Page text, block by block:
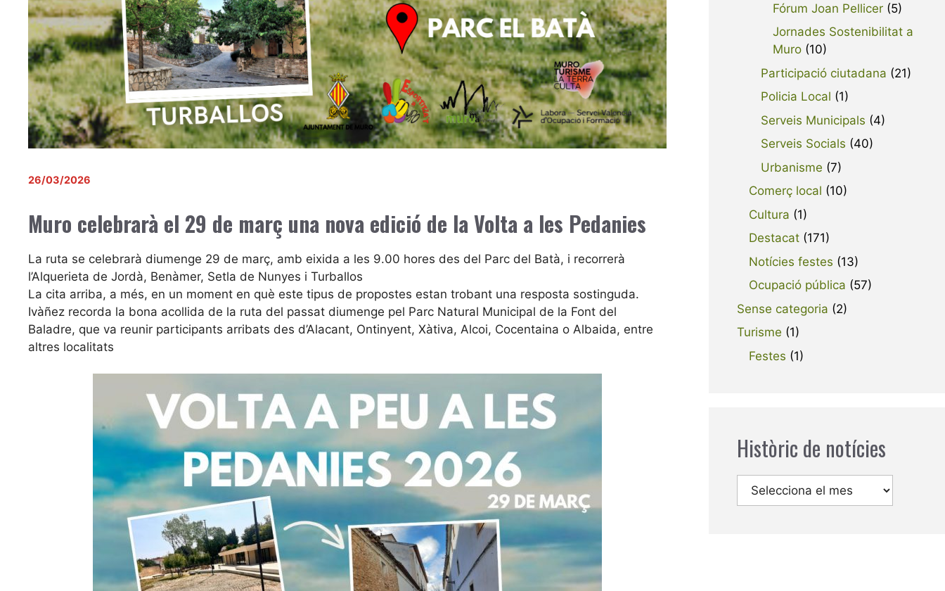
26/03/2026
Muro celebrarà el 29 de març una nova edició de la Volta a les Pedanies
La ruta se celebrarà diumenge 29 de març, amb eixida a les 9.00 hores des del Parc del Batà, i recorrerà
l’Alquerieta de Jordà, Benàmer, Setla de Nunyes i Turballos
La cita arriba, a més, en un moment en què este tipus de propostes estan trobant una resposta sostinguda.
Ivàñez recorda la bona acollida de la ruta del passat diumenge pel Parc Natural Municipal de la Font del
Baladre, que va reunir participants arribats des d’Alacant, Ontinyent, Xàtiva, Alcoi, Cocentaina o Albaida, entre
altres localitats
Fórum Joan Pellicer (5)
Jornades Sostenibilitat a
Muro (10)
Participació ciutadana (21)
Policia Local (1)
Serveis Municipals (4)
Serveis Socials (40)
Urbanisme (7)
Comerç local (10)
Cultura (1)
Destacat (171)
Notícies festes (13)
Ocupació pública (57)
Sense categoria (2)
Turisme (1)
Festes (1)
Històric de notícies
Arxius